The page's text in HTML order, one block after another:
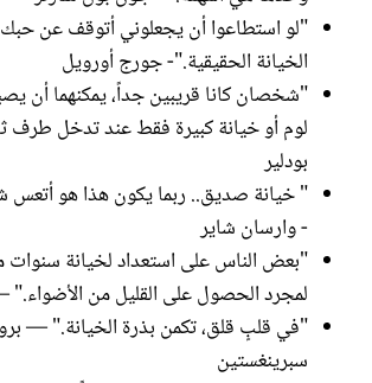
"لو استطاعوا أن يجعلوني أتوقف عن
الخيانة الحقيقية."- جورج أورويل
"شخصان كانا قريبين جداً، يمكنهما أن
لوم أو خيانة كبيرة فقط عند تدخل طرف
بودلير
" خيانة صديق.. ربما يكون هذا هو أتعس
- وارسان شاير
"بعض الناس على استعداد لخيانة سنوات
لمجرد الحصول على القليل من الأضواء."
"في قلبٍ قلق، تكمن بذرة الخيانة." —
سبرينغستين